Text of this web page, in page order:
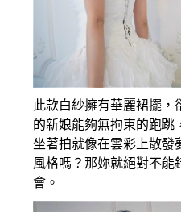
此款白紗擁有華麗裙擺，
的新娘能夠無拘束的跑跳
坐著拍就像在雲彩上散發
風格嗎？那妳就絕對不能
會。